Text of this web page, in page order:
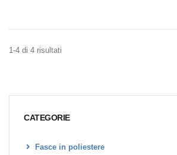
CATEGORIE
Fasce in poliestere
1-4 di 4 risultati